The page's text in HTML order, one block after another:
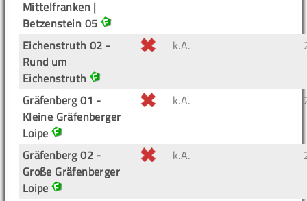
Mittelfranken |
Betzenstein 05
Eichenstruth 02 -
Rund um
Eichenstruth
k.A.
Gräfenberg 01 -
Kleine Gräfenberger
Loipe
k.A.
Gräfenberg 02 -
Große Gräfenberger
Loipe
k.A.